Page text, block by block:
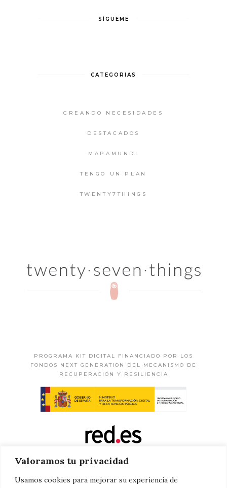
Valoramos tu privacidad
Usamos cookies para mejorar su experiencia de
SÍGUEME
CATEGORIAS
CREANDO NECESIDADES
DESTACADOS
MAPAMUNDI
TENGO UN PLAN
TWENTY7THINGS
PROGRAMA KIT DIGITAL FINANCIADO POR LOS
FONDOS NEXT GENERATION DEL MECANISMO DE
RECUPERACIÓN Y RESILIENCIA